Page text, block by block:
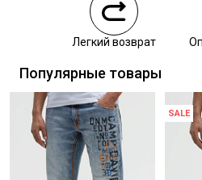
Курьерская доставка СДЭК
Самовывоз из пункта
Легкий возврат
Популярные товары
SALE